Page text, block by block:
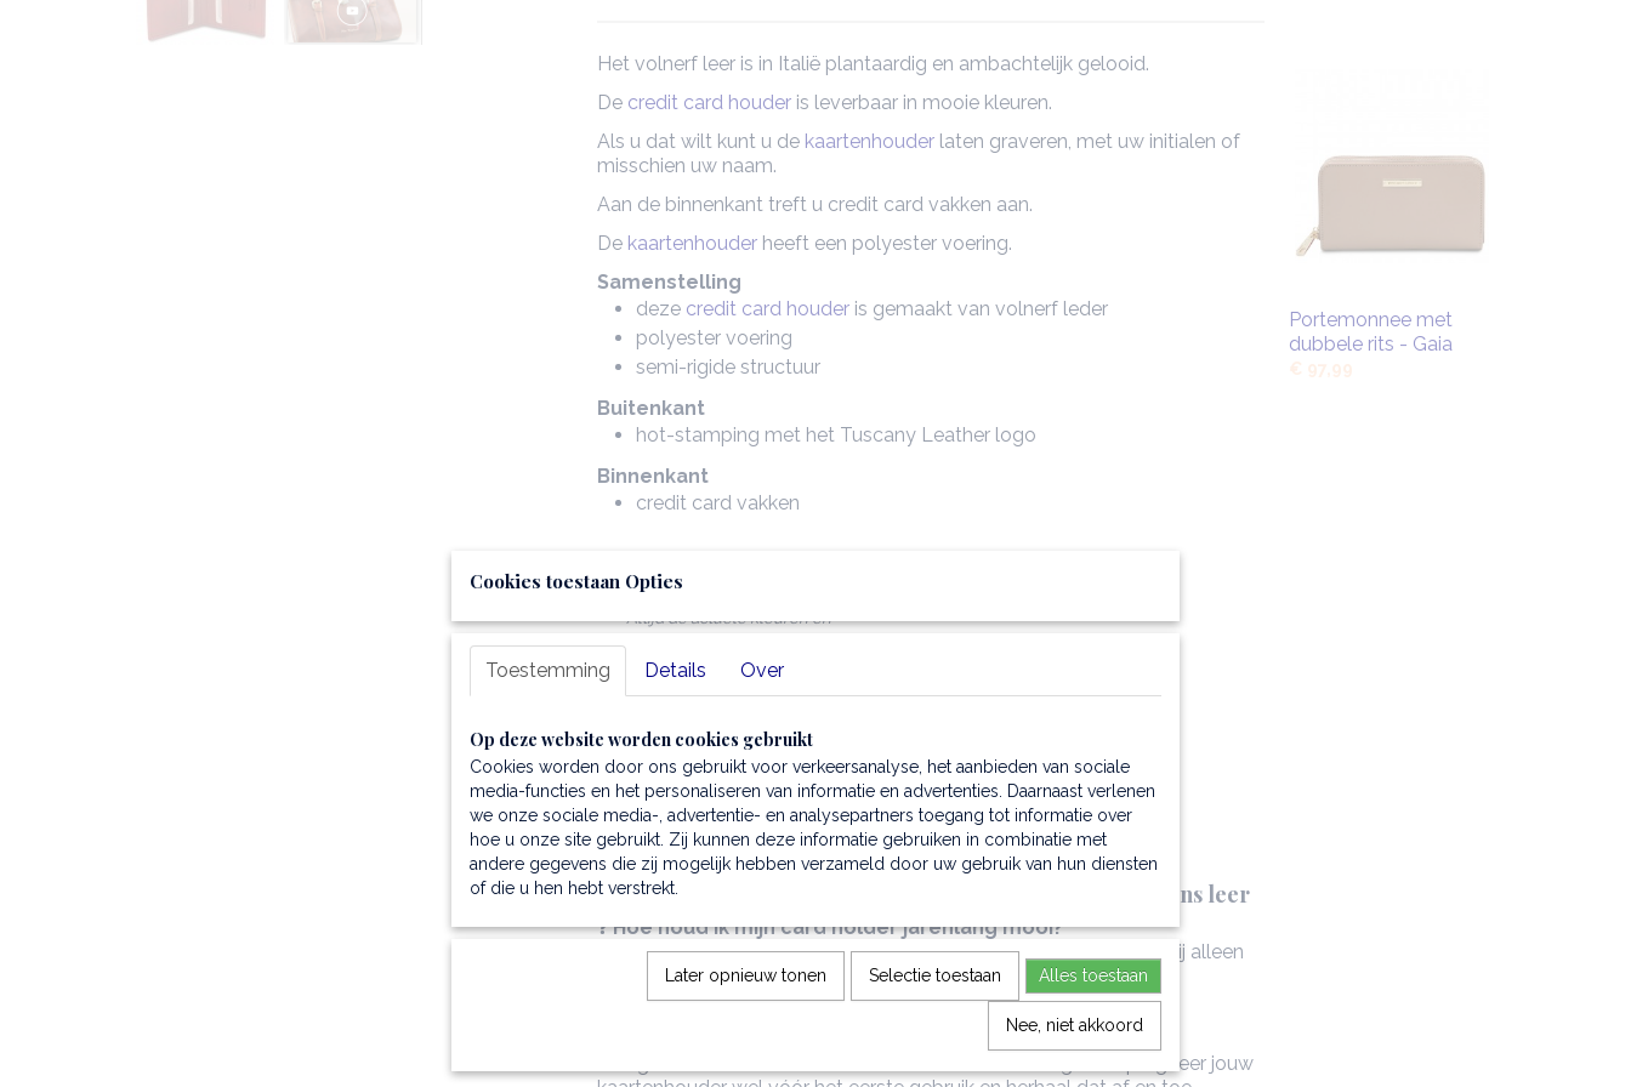
Het volnerf leer is in Italië plantaardig en ambachtelijk gelooid.
De credit card houder is leverbaar in mooie kleuren.
Als u dat wilt kunt u de kaartenhouder laten graveren, met uw initialen of
misschien uw naam.
Aan de binnenkant treft u credit card vakken aan.
De kaartenhouder heeft een polyester voering.
Samenstelling
deze credit card houder is gemaakt van volnerf leder
polyester voering
semi-rigide structuur
Buitenkant
hot-stamping met het Tuscany Leather logo
Binnenkant
credit card vakken
21 februari 2026
Altijd de actuele kleuren en
* Wil je ons volgen op Instagram?
@berdino.nl
Gratis verzending? Volg & DM Ship
Veelgestelde vragen over deze kaartenhouder van italiaans leer
❓Hoe houd ik mijn card holder jarenlang mooi?
Met goed onderhoud gaat hij makkelijk 10-15 jaar mee en wordt hij alleen
maar mooier.
→ Volledige onderhoudsgids
Met goed onderhoud kan de kaartenetui daar wel tegen. Impregneer jouw
Portemonnee met
dubbele rits - Gaia
€ 97,99
Cookies toestaan Opties
Toestemming Details Over
Op deze website worden cookies gebruikt
Cookies worden door ons gebruikt voor verkeersanalyse, het aanbieden van sociale
media-functies en het personaliseren van informatie en advertenties. Daarnaast verlenen
we onze sociale media-, advertentie- en analysepartners toegang tot informatie over
hoe u onze site gebruikt. Zij kunnen deze informatie gebruiken in combinatie met
andere gegevens die zij mogelijk hebben verzameld door uw gebruik van hun diensten
of die u hen hebt verstrekt.
Later opnieuw tonen Selectie toestaan Alles toestaan
Nee, niet akkoord